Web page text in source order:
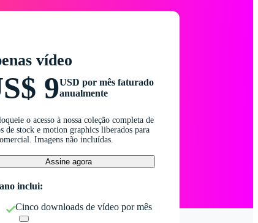
vídeo
9USD por mês faturado
anualmente
o acesso à nossa coleção completa de
de stock e motion graphics liberados para
Imagens não incluídas.
Assine agora
inclui:
Cinco downloads de vídeo por mês